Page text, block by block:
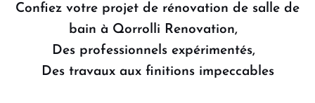
Confiez votre projet de rénovation de salle de
bain à Qorrolli Renovation,
Des professionnels expérimentés,
Des travaux aux finitions impeccables